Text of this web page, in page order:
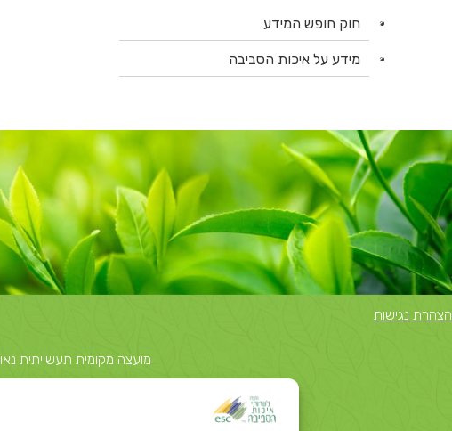
חוק חופש המידע
מידע על איכות הסביבה
הצהרת נגישות
מועצה מקומית תעשייתית נאות חובב פארק